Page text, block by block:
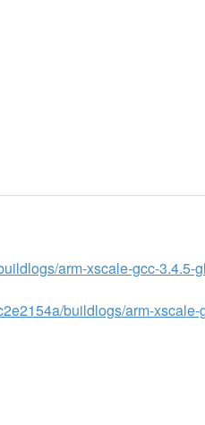
[=]
arm-xscale-gcc-3.4.5-
buildlogs/arm-